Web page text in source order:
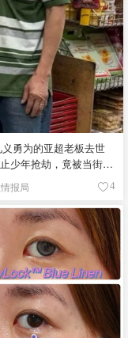
勇为的亚超老板去世
少年抢劫，竟被当街围
报局 4